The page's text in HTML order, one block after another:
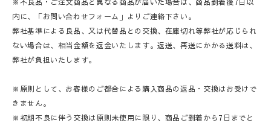
内に、「お問い合わせフォーム」よりご連絡下さい。
弊社基準による良品、又は代替品との交換、在庫切れ等弊社が応じられ
ない場合は、相当金額を返金いたします。返送、再送にかかる送料は、
弊社が負担いたします。
※原則として、お客様のご都合による購入商品の返品・交換はお受けで
きません。
※初期不良に伴う交換は原則未使用に限り、商品ご到着から7日までと